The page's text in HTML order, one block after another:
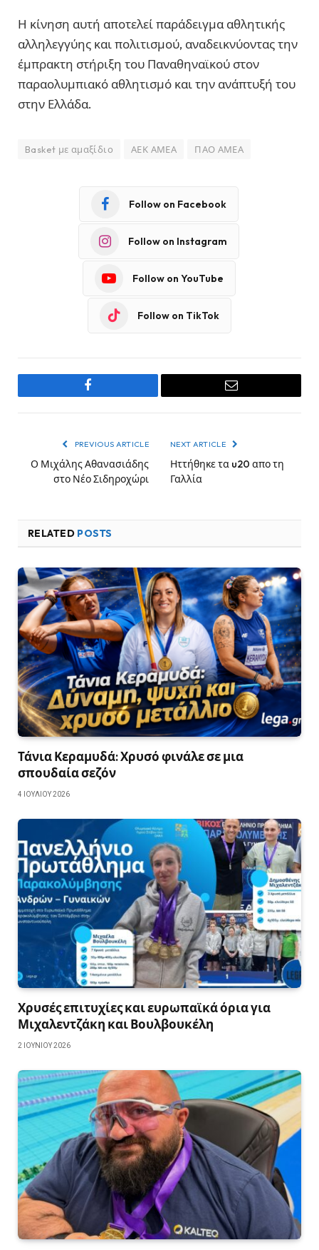
Η κίνηση αυτή αποτελεί παράδειγμα αθλητικής
αλληλεγγύης και πολιτισμού, αναδεικνύοντας την
έμπρακτη στήριξη του Παναθηναϊκού στον
παραολυμπιακό αθλητισμό και την ανάπτυξή του
στην Ελλάδα.
Basket με αμαξίδιο ΑΕΚ ΑΜΕΑ ΠΑΟ ΑΜΕΑ
Follow on Facebook
Follow on Instagram
Follow on YouTube
Follow on TikTok
Facebook Email
PREVIOUS ARTICLE
Ο Μιχάλης Αθανασιάδης
στο Νέο Σιδηροχώρι
NEXT ARTICLE
Ηττήθηκε τα u20 απο τη
Γαλλία
RELATED POSTS
Τάνια Κεραμυδά: Χρυσό φινάλε σε μια
σπουδαία σεζόν
4 ΙΟΥΛΊΟΥ 2026
Χρυσές επιτυχίες και ευρωπαϊκά όρια για
Μιχαλεντζάκη και Βουλβουκέλη
2 ΙΟΥΝΊΟΥ 2026